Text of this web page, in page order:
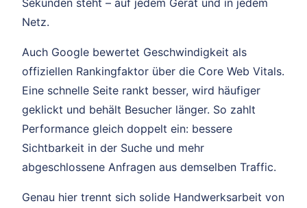
Netz.
Auch Google bewertet Geschwindigkeit als
offiziellen Rankingfaktor über die Core Web Vitals.
Eine schnelle Seite rankt besser, wird häufiger
geklickt und behält Besucher länger. So zahlt
Performance gleich doppelt ein: bessere
Sichtbarkeit in der Suche und mehr
abgeschlossene Anfragen aus demselben Traffic.
Genau hier trennt sich solide Handwerksarbeit von